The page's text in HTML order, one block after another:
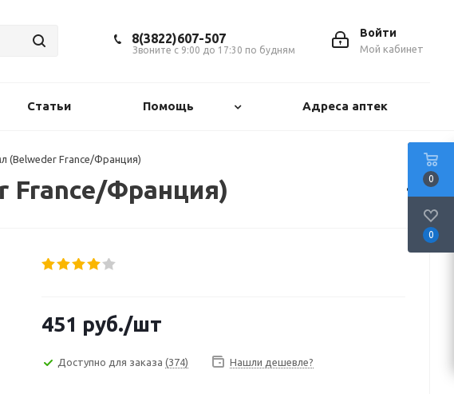
Войти
Мой кабинет
8(3822)607-507
Звоните с 9:00 до 17:30 по будням
Статьи Помощь Адреса аптек
(Belweder France/Франция)
France/Франция)
451 руб./шт
Доступно для заказа (374) Нашли дешевле?
0
0